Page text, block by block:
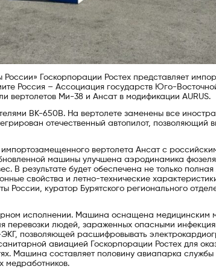
России» Госкорпорации Ростех представляет
Россия – Ассоциация государств Юго-
вертолетов Ми-38 и Ансат в модификации AURUS.
ВК-650В. На вертолете заменены все
отечественный автопилот, позволяющий
вертолета Ансат с
машины улучшена аэродинамика
В результате будет обеспечена не только
свойства и летно-технические
России, куратор Бурятского регионального
исполнении. Машина оснащена медицинским
перевозки людей, зараженных опасными
ЭКГ, позволяющей расшифровывать
авиацией Госкорпорации Ростех для
Машина составляет половину авиапарка службы
медработников.